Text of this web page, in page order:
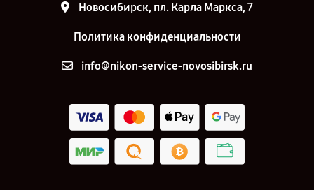
Новосибирск, пл. Карла Маркса, 7
Политика конфиденциальности
info@nikon-service-novosibirsk.ru